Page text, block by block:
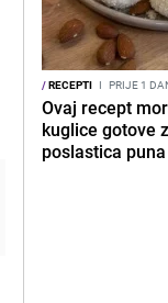
/RECEPTI I PRIJE 1
Ovaj recept
kuglice gotove
poslastica